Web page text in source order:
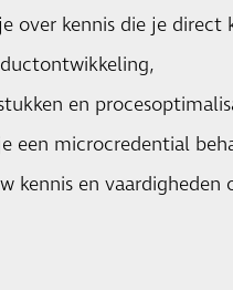
over kennis die je direct
en
een microcredential
kennis en vaardigheden